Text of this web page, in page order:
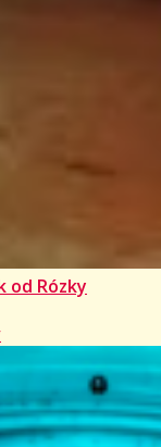
od Rózky